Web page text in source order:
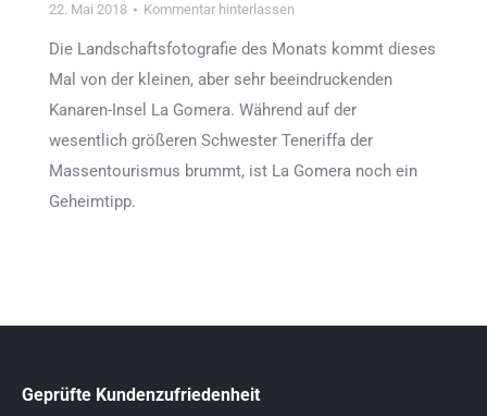
22. Mai 2018
Kommentar hinterlassen
Die Landschaftsfotografie des Monats kommt dieses
Mal von der kleinen, aber sehr beeindruckenden
Kanaren-Insel La Gomera. Während auf der
wesentlich größeren Schwester Teneriffa der
Massentourismus brummt, ist La Gomera noch ein
Geheimtipp.
Geprüfte Kundenzufriedenheit